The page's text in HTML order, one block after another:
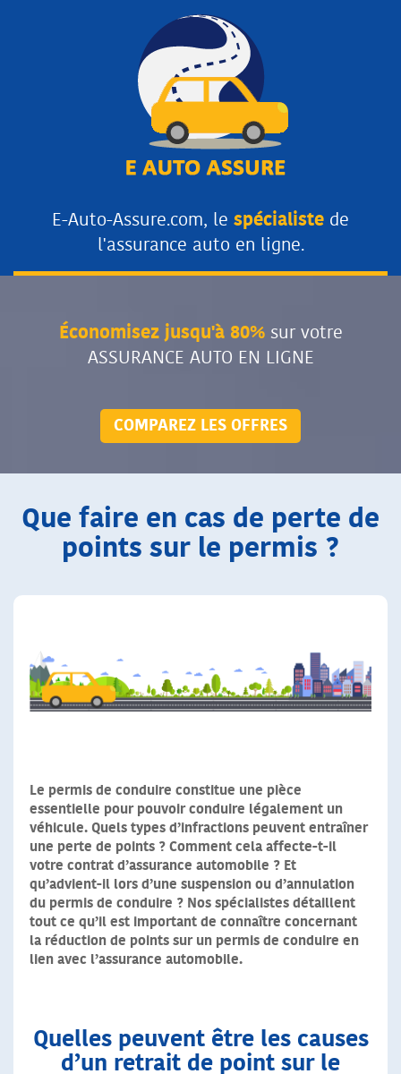
E-Auto-Assure.com, le spécialiste de
l'assurance auto en ligne.
Économisez jusqu'à 80% sur votre
ASSURANCE AUTO EN LIGNE
COMPAREZ LES OFFRES
Que faire en cas de perte de
points sur le permis ?
Le permis de conduire constitue une pièce
essentielle pour pouvoir conduire légalement un
véhicule. Quels types d’infractions peuvent entraîner
une perte de points ? Comment cela affecte-t-il
votre contrat d’assurance automobile ? Et
qu’advient-il lors d’une suspension ou d’annulation
du permis de conduire ? Nos spécialistes détaillent
tout ce qu’il est important de connaître concernant
la réduction de points sur un permis de conduire en
lien avec l’assurance automobile.
Quelles peuvent être les causes
d’un retrait de point sur le